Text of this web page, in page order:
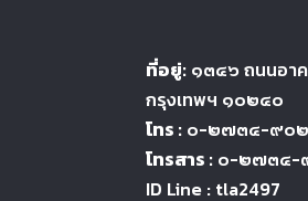
ที่อยู่: ๑๓๔๖ ถนนอา
กรุงเทพฯ ๑๐๒๔๐
โทร : ๐-๒๗๓๔-๙๐
โทรสาร : ๐-๒๗๓๔-
ID Line : tla2497